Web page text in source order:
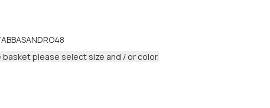
please select size and / or color.